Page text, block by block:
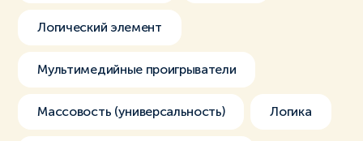
Логический элемент
Мультимедийные проигрыватели
Массовость (универсальность) Логика